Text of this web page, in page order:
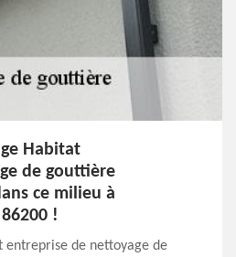
Habitat
de gouttière
ce milieu à
!
entreprise de nettoyage de